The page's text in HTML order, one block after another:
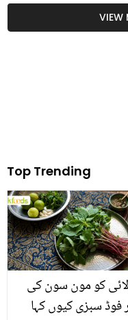
اور زیادہ بہتر اورگھر
ہمیشہ بالکل صاف
VIEW
Top Trending
کو مون سون کی
فوڈ سبزی کیوں کہا